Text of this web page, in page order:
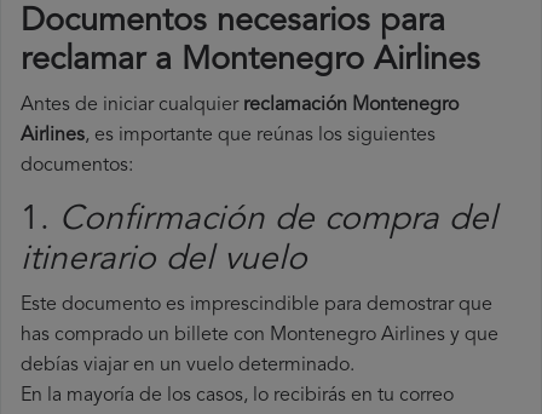
Documentos necesarios para
reclamar a Montenegro Airlines
Antes de iniciar cualquier reclamación Montenegro
Airlines, es importante que reúnas los siguientes
documentos:
1. Confirmación de compra del
itinerario del vuelo
Este documento es imprescindible para demostrar que
has comprado un billete con Montenegro Airlines y que
debías viajar en un vuelo determinado.
En la mayoría de los casos, lo recibirás en tu correo